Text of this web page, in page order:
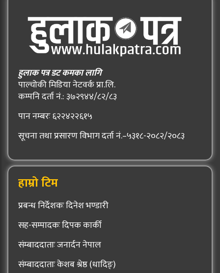
हुलाक पत्र डट कमका लागि
पाल्चोकी मिडिया नेटवर्क प्रा.लि.
कम्पनि दर्ता नं.: ३७२९४४/८२/८३
पान नम्बरः ६२२४२२६१५
सूचना तथा प्रसारण विभाग दर्ता नं.–५३१८-२०८२/२०८३
हाम्रो टिम
प्रबन्ध निर्देशकः दिनेश भण्डारी
सह-सम्पादकः दिपक कार्की
संम्बाददाताः जनार्दन नेपाल
संम्बाददाताः केशब श्रेष्ठ (धादिङ्)